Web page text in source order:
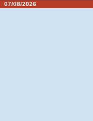
07/08/2026